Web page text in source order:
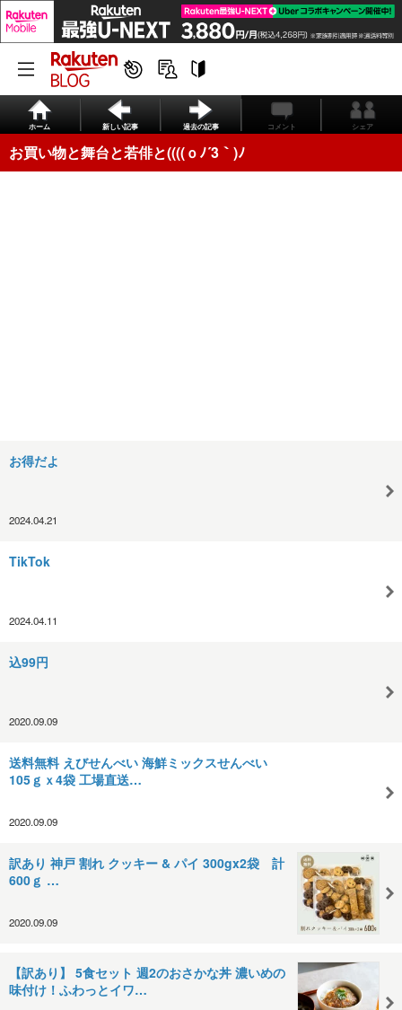
ホーム 新しい記事 過去の記事 コメント シェア
お買い物と舞台と若俳と((((ｏﾉ´3｀)ﾉ
お得だよ
2024.04.21
TikTok
2024.04.11
込99円
2020.09.09
送料無料 えびせんべい 海鮮ミックスせんべい
105ｇｘ4袋 工場直送…
2020.09.09
訳あり 神戸 割れ クッキー & パイ 300gx2袋 計
600ｇ …
2020.09.09
【訳あり】 5食セット 週2のおさかな丼 濃いめの
味付け！ふわっとイワ…